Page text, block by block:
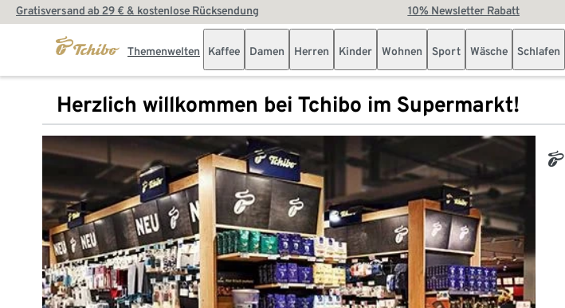
Gratisversand ab 29 € & kostenlose Rücksendung 10% Newsletter Rabatt
Themenwelten Kaffee Damen Herren Kinder Wohnen Sport Wäsche Schlafen
Herzlich willkommen bei Tchibo im Supermarkt!
tchibo_logo